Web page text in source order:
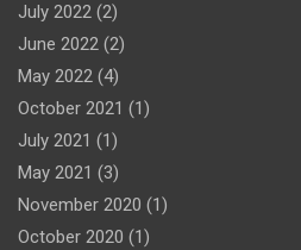
July 2022 (2)
June 2022 (2)
May 2022 (4)
October 2021 (1)
July 2021 (1)
May 2021 (3)
November 2020 (1)
October 2020 (1)